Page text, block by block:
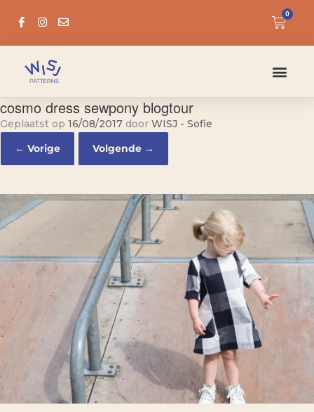
0
cosmo dress sewpony blogtour
Geplaatst op 16/08/2017 door WISJ - Sofie
← Vorige
Volgende →